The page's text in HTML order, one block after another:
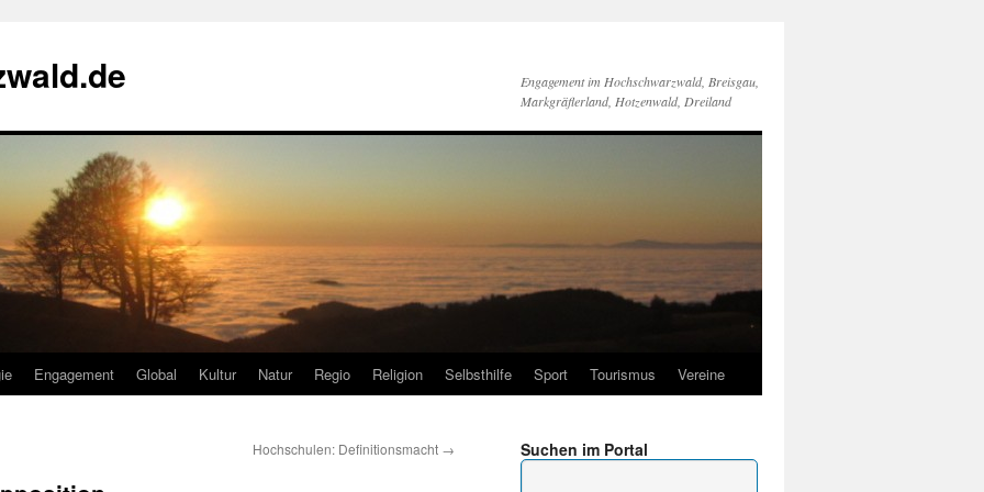
Engagement im Hochschwarzwald, Breisgau,
Markgräflerland, Hotzenwald, Dreiland
Engagement Global Kultur Natur Regio Religion Selbsthilfe Sport Tourismus Vereine
Hochschulen: Definitionsmacht → Suchen im Portal